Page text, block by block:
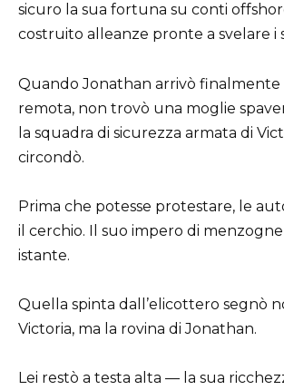
sicuro la sua fortuna su conti
costruito alleanze pronte a svelare i
Quando Jonathan arrivò
remota, non trovò una moglie
la squadra di sicurezza armata di
circondò.
Prima che potesse protestare, le
il cerchio. Il suo impero di
istante.
Quella spinta dall’elicottero segnò
Victoria, ma la rovina di Jonathan.
Lei restò a testa alta — la sua